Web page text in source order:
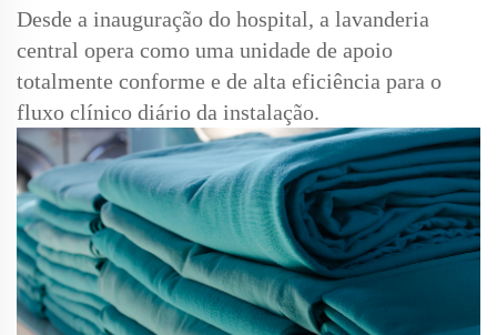
Desde a inauguração do hospital, a lavanderia
central opera como uma unidade de apoio
totalmente conforme e de alta eficiência para o
fluxo clínico diário da instalação.